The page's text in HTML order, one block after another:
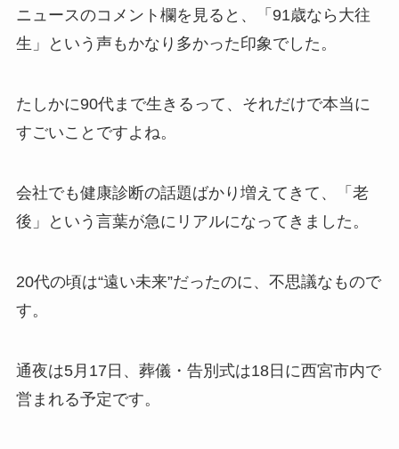
ニュースのコメント欄を見ると、「91歳なら大往
生」という声もかなり多かった印象でした。
たしかに90代まで生きるって、それだけで本当に
すごいことですよね。
会社でも健康診断の話題ばかり増えてきて、「老
後」という言葉が急にリアルになってきました。
20代の頃は“遠い未来”だったのに、不思議なもので
す。
通夜は5月17日、葬儀・告別式は18日に西宮市内で
営まれる予定です。